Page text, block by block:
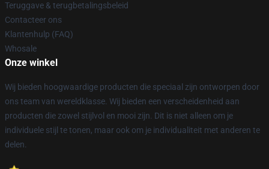
Teruggave & terugbetalingsbeleid
Contacteer ons
Klantenhulp (FAQ)
Whosale
Onze winkel
Wij bieden hoogwaardige producten die speciaal zijn ontworpen door
ons team van wereldklasse. Wij bieden een verscheidenheid aan
producten die zowel stijlvol en mooi zijn. Dit is niet alleen om je
individuele stijl te tonen, maar ook om je individualiteit met anderen te
delen.